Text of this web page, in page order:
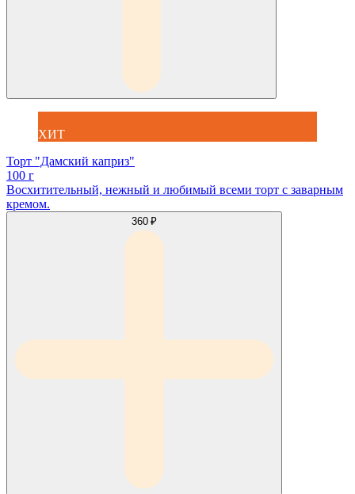
ХИТ
Торт "Дамский каприз"
100 г
Восхитительный, нежный и любимый всеми торт с заварным
кремом.
360 ₽